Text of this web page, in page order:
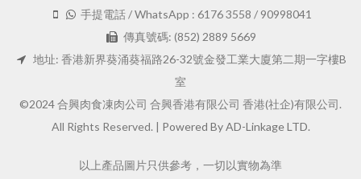
手提電話 / WhatsApp : 6176 3558 / 90998041
傳真號碼: (852) 2889 5669
地址: 香港新界葵涌葵福路26-32號金發工業大廈第二期一字樓B
室
©2024 合興肉食凍肉公司 合興香港有限公司 香港(社企)有限公司.
All Rights Reserved. | Powered By AD-Linkage LTD.
以上產品圖片只供參考，一切以實物為準